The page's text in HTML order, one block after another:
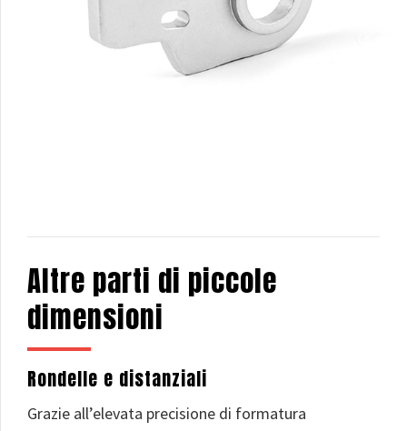
Altre parti di piccole
dimensioni
Rondelle e distanziali
Grazie all’elevata precisione di formatura